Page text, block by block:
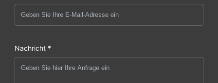
Nachricht *